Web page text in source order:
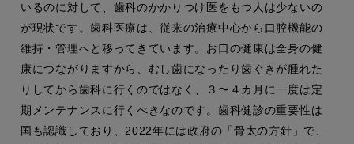
いるのに対して、歯科のかかりつけ医をもつ人は少ないの
が現状です。歯科医療は、従来の治療中心から口腔機能の
維持・管理へと移ってきています。お口の健康は全身の健
康につながりますから、むし歯になったり歯ぐきが腫れた
りしてから歯科に行くのではなく、３〜４カ月に一度は定
期メンテナンスに行くべきなのです。歯科健診の重要性は
国も認識しており、2022年には政府の「骨太の方針」で、